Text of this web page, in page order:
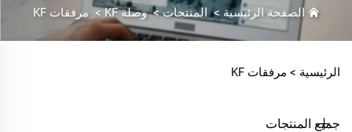
الصفحة الرئيسية >المنتجات>وصلة KF > مرفقات KF
الرئيسية > مرفقات KF
جميع المنتجات